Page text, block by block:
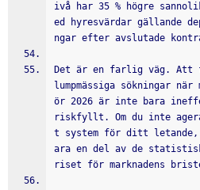
ivå har 35 % högre
ed hyresvärdar gällande
ngar efter avslutade
Det är en farlig väg.
lumpmässiga sökningar när
ör 2026 är inte bara
riskfyllt. Om du inte
t system för ditt letande,
ara en del av de
riset för marknadens